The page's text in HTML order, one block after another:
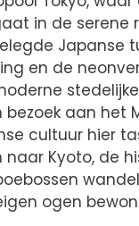
in de serene
Japanse
en de
bezoek aan het
cultuur hier
naar Kyoto, de
ogen